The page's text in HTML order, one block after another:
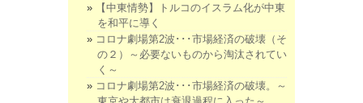
【中東情勢】トルコのイスラム化が中東
を和平に導く
コロナ劇場第2波･･･市場経済の破壊（そ
の２）～必要ないものから淘汰されてい
く～
コロナ劇場第2波･･･市場経済の破壊。～